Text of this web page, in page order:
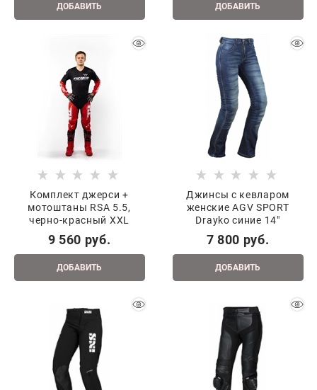
ДОБАВИТЬ ДОБАВИТЬ
Комплект джерси +
мотоштаны RSA 5.5,
черно-красный XXL
9 560 руб.
ДОБАВИТЬ
Джинсы с кевларом
женские AGV SPORT
Drayko синие 14"
7 800 руб.
ДОБАВИТЬ